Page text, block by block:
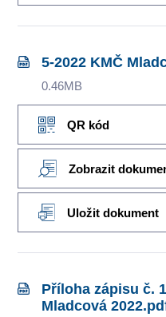
5-2022 KMČ
0.46MB
QR kód
Zobrazit
Uložit dokument
Příloha zápisu č.
Mladcová